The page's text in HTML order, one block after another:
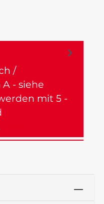
/
- siehe
mit 5 -